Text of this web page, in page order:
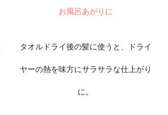
お風呂あがりに
タオルドライ後の髪に使うと、ドライ
ヤーの熱を味方にサラサラな仕上がり
に。